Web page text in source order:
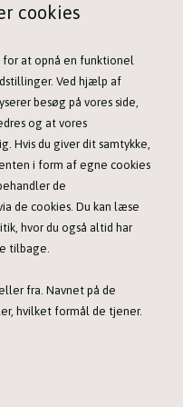
cookies
at opnå en funktionel
Ved hjælp af
besøg på vores side,
og at vores
Hvis du giver dit samtykke,
i form af egne cookies
de
de cookies. Du kan læse
hvor du også altid har
tilbage.
fra. Navnet på de
hvilket formål de tjener.
aktive hundefører. Med et
god mulighed for en